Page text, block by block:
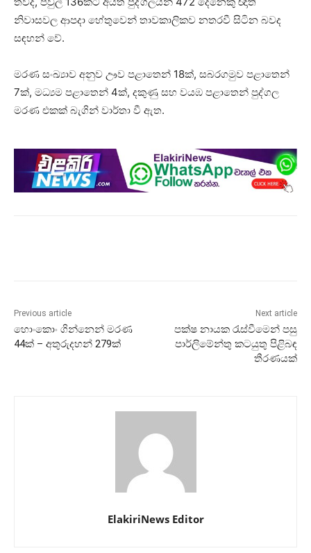
නිවාසවල ආපදා හේතුවෙන් තාවකාලිකව නතරවී සිටින බවද
සඳහන් වේ.
මරණ සංඛ්‍යාව අනුව ඌව පළාතෙන් 18ක්, සබරගමුව පළාතෙන්
7ක්, මධ්‍යම පළාතෙන් 4ක්, දකුණු සහ වයඹ පළාතෙන් පුද්ගල
මරණ එකක් බැගින් වාර්තා වී ඇත.
Previous article
හොංකොං ගින්නෙන් මරණ
44ක් – අතුරුදහන් 279ක්
Next article
පක්ෂ නායක රැස්වීමෙන් පසු
පාර්ලිමේන්තු කටයුතු පිළිබඳ
තීරණයක්
ElakiriNews Editor